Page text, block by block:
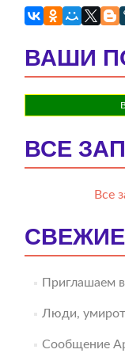
ВАШИ
ВСЕ
Все
Приглашаем
Люди,
Сообщение